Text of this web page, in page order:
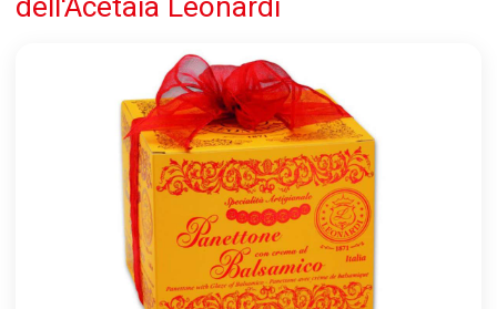
dell'Acetaia Leonardi